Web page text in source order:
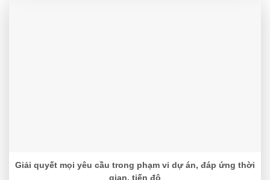
Giải quyết mọi yêu cầu trong phạm vi dự án, đáp ứng thời
gian, tiến độ